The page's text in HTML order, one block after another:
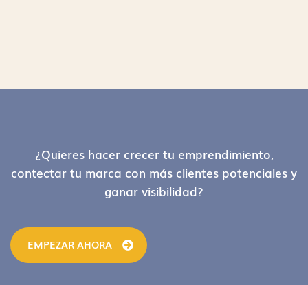
Footer¿Quieres hacer crecer tu emprendimiento,
contectar tu marca con más clientes potenciales y
ganar visibilidad?
EMPEZAR AHORA